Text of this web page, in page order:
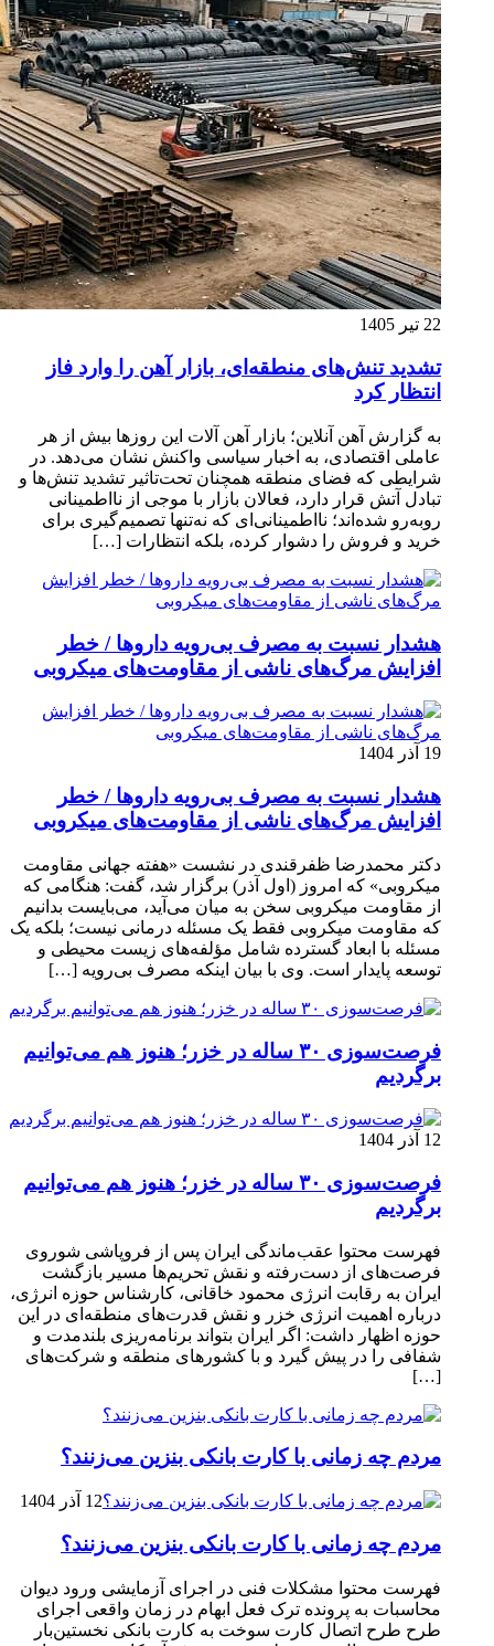
22 تیر 1405
تشدید تنش‌های منطقه‌ای، بازار آهن را وارد فاز
انتظار کرد
به گزارش آهن آنلاین؛ بازار آهن آلات این روزها بیش از هر
عاملی اقتصادی، به اخبار سیاسی واکنش نشان می‌دهد. در
شرایطی که فضای منطقه همچنان تحت‌تاثیر تشدید تنش‌ها و
تبادل آتش قرار دارد، فعالان بازار با موجی از نااطمینانی
روبه‌رو شده‌اند؛ نااطمینانی‌ای که نه‌تنها تصمیم‌گیری برای
خرید و فروش را دشوار کرده، بلکه انتظارات […]
هشدار نسبت به مصرف بی‌رویه داروها / خطر
افزایش مرگ‌های ناشی از مقاومت‌های میکروبی
19 آذر 1404
هشدار نسبت به مصرف بی‌رویه داروها / خطر
افزایش مرگ‌های ناشی از مقاومت‌های میکروبی
دکتر محمدرضا ظفرقندی در نشست «هفته جهانی مقاومت
میکروبی» که امروز (اول آذر) برگزار شد، گفت: هنگامی که
از مقاومت میکروبی سخن به میان می‌آید، می‌بایست بدانیم
که مقاومت میکروبی فقط یک مسئله درمانی نیست؛ بلکه یک
مسئله با ابعاد گسترده شامل مؤلفه‌های زیست محیطی و
توسعه پایدار است. وی با بیان اینکه مصرف بی‌رویه […]
فرصت‌سوزی ۳۰ ساله در خزر؛ هنوز هم می‌توانیم
برگردیم
12 آذر 1404
فرصت‌سوزی ۳۰ ساله در خزر؛ هنوز هم می‌توانیم
برگردیم
فهرست محتوا عقب‌ماندگی ایران پس از فروپاشی شوروی
فرصت‌های از دست‌رفته و نقش تحریم‌ها مسیر بازگشت
ایران به رقابت انرژی محمود خاقانی، کارشناس حوزه انرژی،
درباره اهمیت انرژی خزر و نقش قدرت‌های منطقه‌ای در این
حوزه اظهار داشت: اگر ایران بتواند برنامه‌ریزی بلندمدت و
شفافی را در پیش گیرد و با کشورهای منطقه و شرکت‌های
[…]
مردم چه زمانی با کارت بانکی بنزین می‌زنند؟
12 آذر 1404
مردم چه زمانی با کارت بانکی بنزین می‌زنند؟
فهرست محتوا مشکلات فنی در اجرای آزمایشی ورود دیوان
محاسبات به پرونده ترک فعل ابهام در زمان واقعی اجرای
طرح طرح اتصال کارت سوخت به کارت بانکی نخستین‌بار